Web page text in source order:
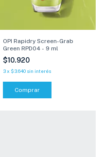
OPI Rapidry Screen-Grab
Green RPD04 - 9 ml
$10.920
3 x $3.640 sin interés
Comprar